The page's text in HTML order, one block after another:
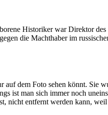
Historiker war Direktor
die Machthaber im
dem Foto sehen könnt. Sie
ist man sich immer noch
nicht entfernt werden kann,